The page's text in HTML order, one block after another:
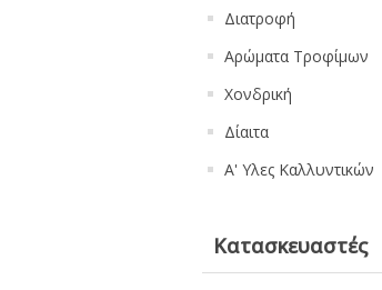
Διατροφή
Αρώματα Τροφίμων
Χονδρική
Δίαιτα
Α' Υλες Καλλυντικών
Κατασκευαστές